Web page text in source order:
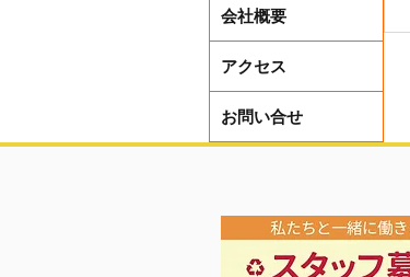
会社概要
アクセス
お問い合せ